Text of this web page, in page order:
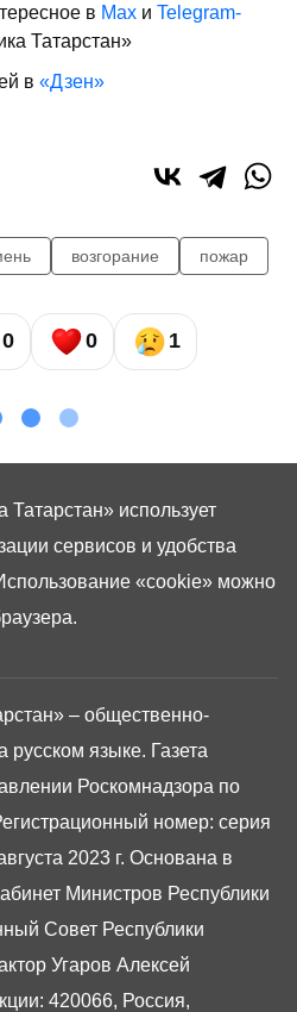
в Max и Telegram-
Татарстан»
в «Дзен»
возгорание пожар
0 0 1
– общественно-
русском языке. Газета
Роскомнадзора по
номер: серия
2023 г. Основана в
Министров Республики
Совет Республики
Угаров Алексей
420066, Россия,
Татарстан» использует
сервисов и удобства
«cookie» можно